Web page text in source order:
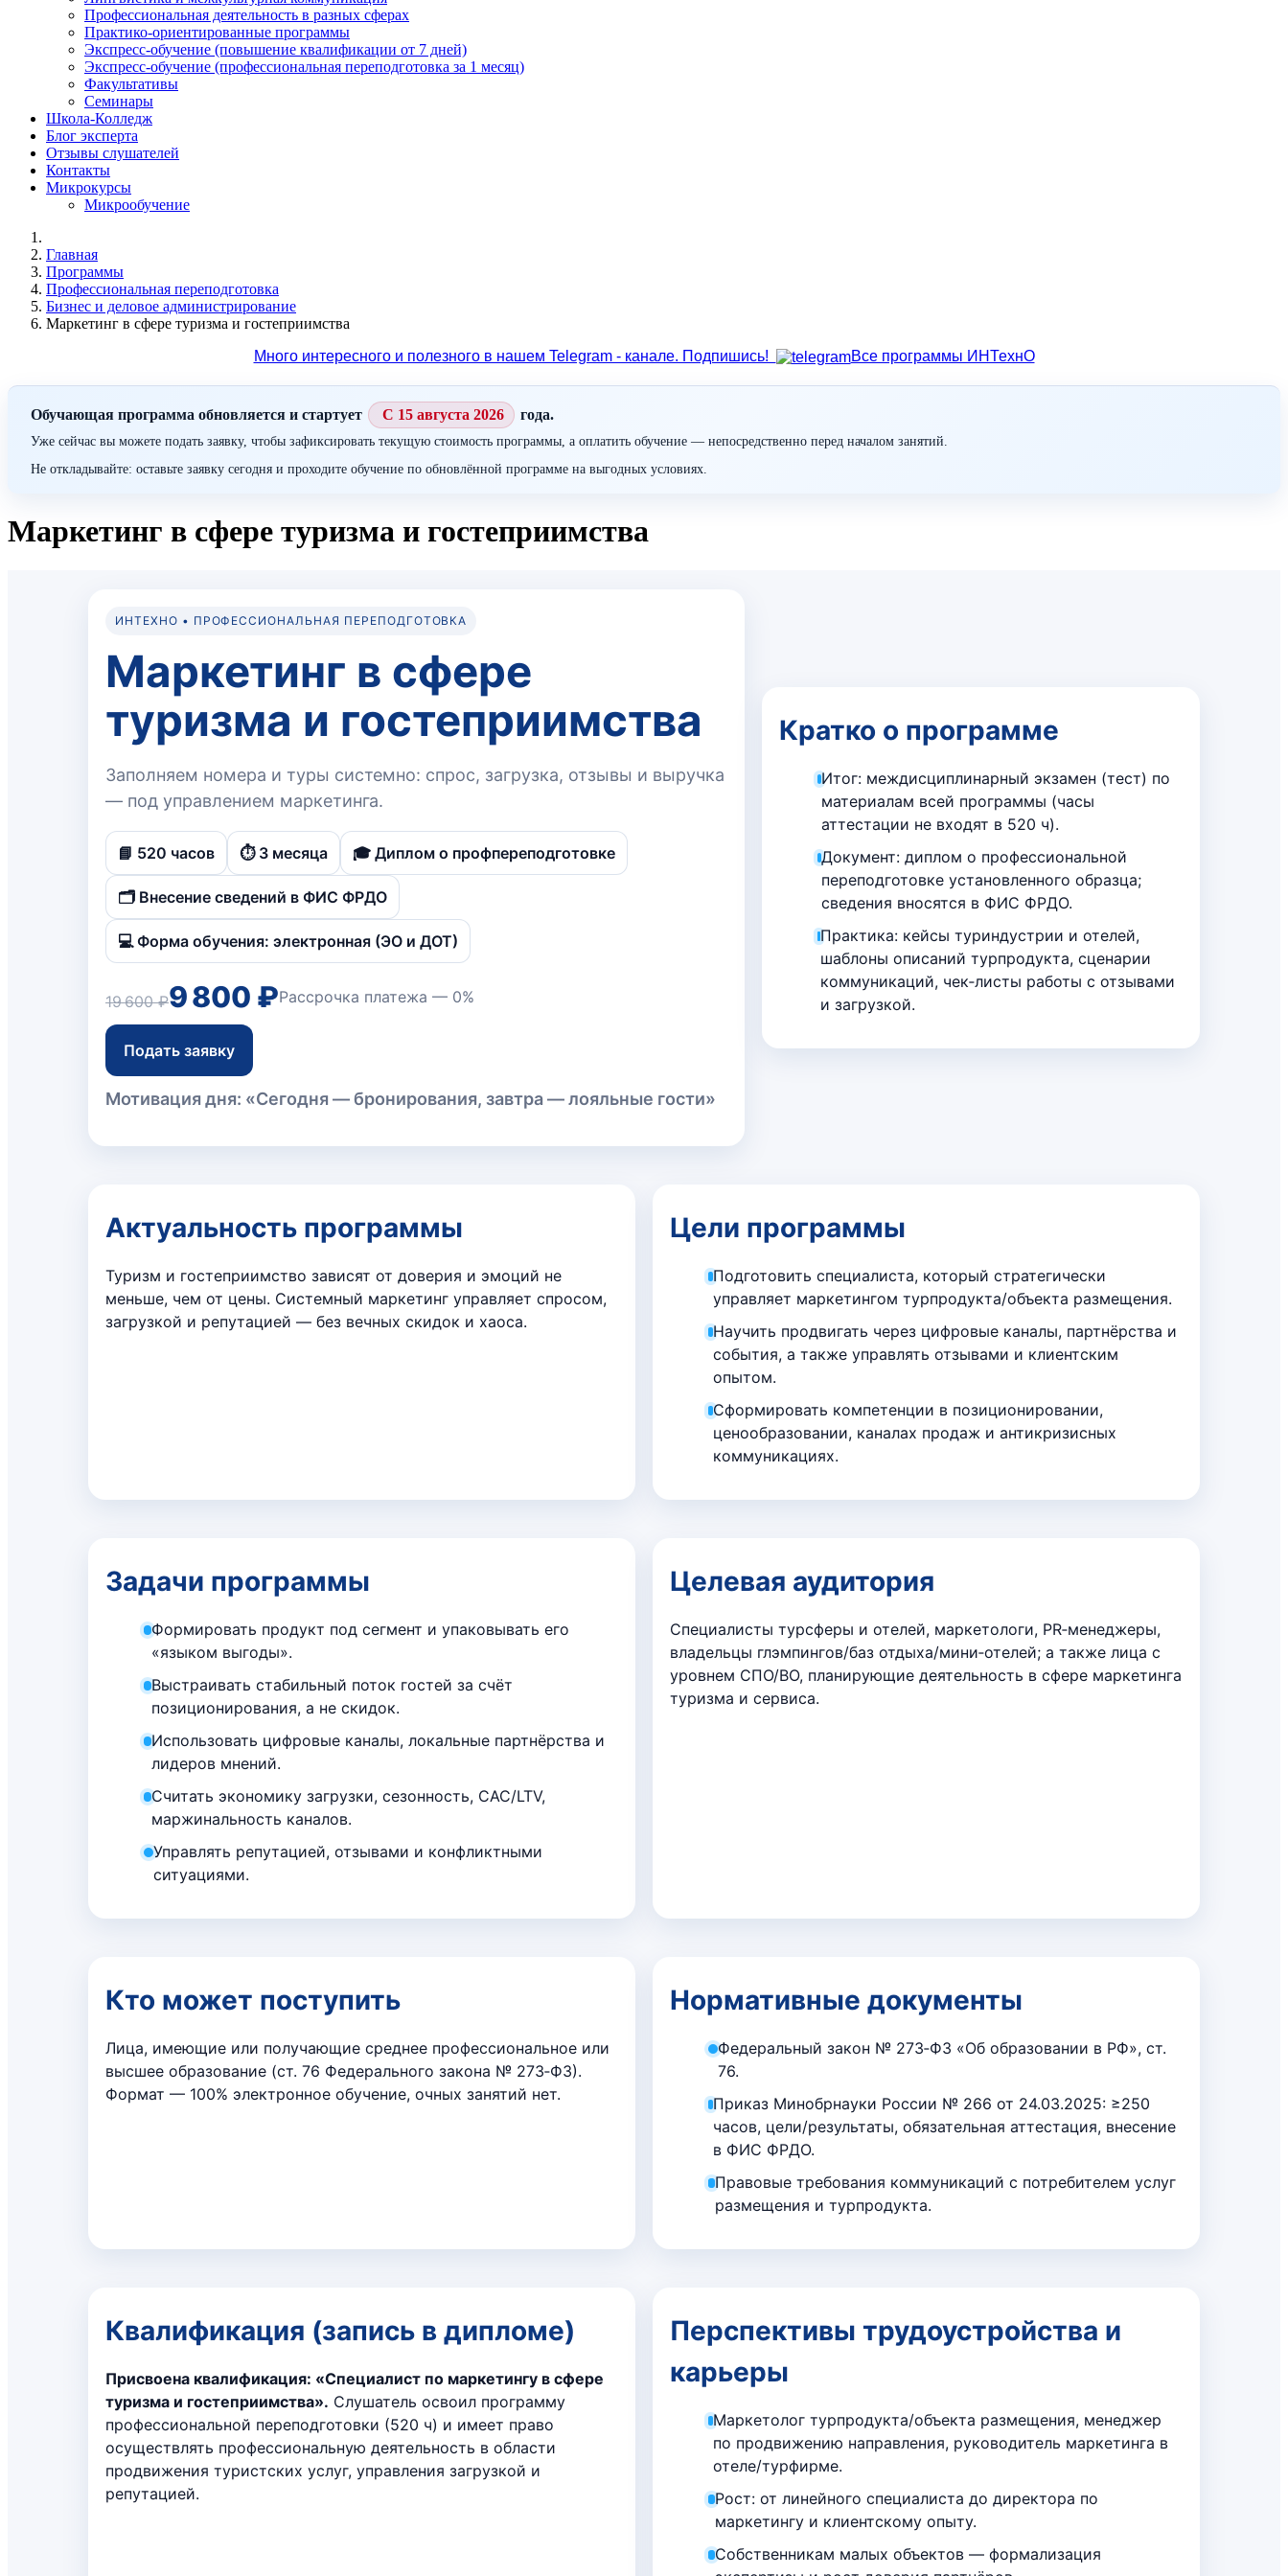
Профессиональная деятельность в разных сферах
Практико-ориентированные программы
Экспресс-обучение (повышение квалификации от 7 дней)
Экспресс-обучение (профессиональная переподготовка за 1 месяц)
Факультативы
Семинары
Школа-Колледж
Блог эксперта
Отзывы слушателей
Контакты
Микрокурсы
Микрообучение
Главная
Программы
Профессиональная переподготовка
Бизнес и деловое администрирование
Маркетинг в сфере туризма и гостеприимства
Много интересного и полезного в нашем Telegram - канале. Подпишись!
Все программы ИНТехнО
Обучающая программа обновляется и стартует С 15 августа 2026 года.
Уже сейчас вы можете подать заявку, чтобы зафиксировать текущую стоимость программы, а оплатить обучение — непосредственно перед началом занятий.
Не откладывайте: оставьте заявку сегодня и проходите обучение по обновлённой программе на выгодных условиях.
Маркетинг в сфере туризма и гостеприимства
ИНТЕХНО • ПРОФЕССИОНАЛЬНАЯ ПЕРЕПОДГОТОВКА
Маркетинг в сфере
туризма и гостеприимства
Заполняем номера и туры системно: спрос, загрузка, отзывы и выручка
— под управлением маркетинга.
📘 520 часов ⏱️ 3 месяца 🎓 Диплом о профпереподготовке
🗂️ Внесение сведений в ФИС ФРДО
💻 Форма обучения: электронная (ЭО и ДОТ)
19 600 ₽9 800 ₽Рассрочка платежа — 0%
Подать заявку
Мотивация дня: «Сегодня — бронирования, завтра — лояльные гости»
Кратко о программе
Итог: междисциплинарный экзамен (тест) по
материалам всей программы (часы
аттестации не входят в 520 ч).
Документ: диплом о профессиональной
переподготовке установленного образца;
сведения вносятся в ФИС ФРДО.
Практика: кейсы туриндустрии и отелей,
шаблоны описаний турпродукта, сценарии
коммуникаций, чек‑листы работы с отзывами
и загрузкой.
Актуальность программы
Туризм и гостеприимство зависят от доверия и эмоций не
меньше, чем от цены. Системный маркетинг управляет спросом,
загрузкой и репутацией — без вечных скидок и хаоса.
Цели программы
Подготовить специалиста, который стратегически
управляет маркетингом турпродукта/объекта размещения.
Научить продвигать через цифровые каналы, партнёрства и
события, а также управлять отзывами и клиентским
опытом.
Сформировать компетенции в позиционировании,
ценообразовании, каналах продаж и антикризисных
коммуникациях.
Задачи программы
Формировать продукт под сегмент и упаковывать его
«языком выгоды».
Выстраивать стабильный поток гостей за счёт
позиционирования, а не скидок.
Использовать цифровые каналы, локальные партнёрства и
лидеров мнений.
Считать экономику загрузки, сезонность, CAC/LTV,
маржинальность каналов.
Управлять репутацией, отзывами и конфликтными
ситуациями.
Целевая аудитория
Специалисты турсферы и отелей, маркетологи, PR‑менеджеры,
владельцы глэмпингов/баз отдыха/мини‑отелей; а также лица с
уровнем СПО/ВО, планирующие деятельность в сфере маркетинга
туризма и сервиса.
Кто может поступить
Лица, имеющие или получающие среднее профессиональное или
высшее образование (ст. 76 Федерального закона № 273‑ФЗ).
Формат — 100% электронное обучение, очных занятий нет.
Нормативные документы
Федеральный закон № 273‑ФЗ «Об образовании в РФ», ст.
76.
Приказ Минобрнауки России № 266 от 24.03.2025: ≥250
часов, цели/результаты, обязательная аттестация, внесение
в ФИС ФРДО.
Правовые требования коммуникаций с потребителем услуг
размещения и турпродукта.
Квалификация (запись в дипломе)
Присвоена квалификация: «Специалист по маркетингу в сфере
туризма и гостеприимства». Слушатель освоил программу
профессиональной переподготовки (520 ч) и имеет право
осуществлять профессиональную деятельность в области
продвижения туристских услуг, управления загрузкой и
репутацией.
Перспективы трудоустройства и
карьеры
Маркетолог турпродукта/объекта размещения, менеджер
по продвижению направления, руководитель маркетинга в
отеле/турфирме.
Рост: от линейного специалиста до директора по
маркетингу и клиентскому опыту.
Собственникам малых объектов — формализация